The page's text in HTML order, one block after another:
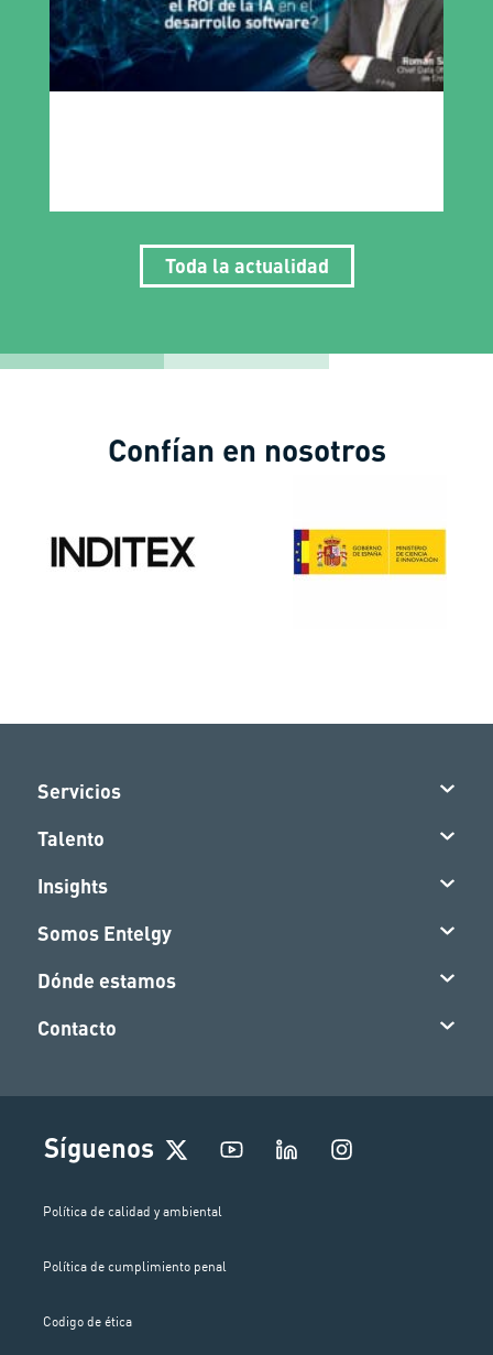
Toda la actualidad
Confían en nosotros
Servicios
Talento
Insights
Somos Entelgy
Dónde estamos
Contacto
Síguenos
I
n
Política de calidad y ambiental
Política de cumplimiento penal
Codigo de ética